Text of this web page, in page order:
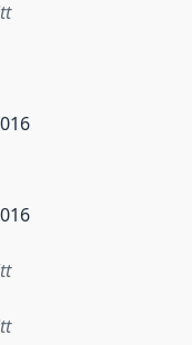
datasettet første